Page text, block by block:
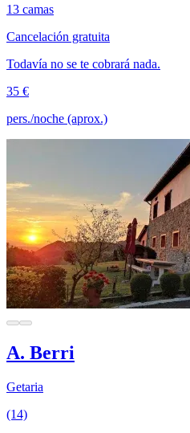
13 camas
Cancelación gratuita
Todavía no se te cobrará nada.
35 €
pers./noche (aprox.)
A. Berri
Getaria
(14)